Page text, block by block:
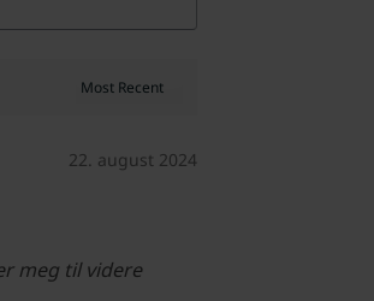
22. august 2024
meg til videre